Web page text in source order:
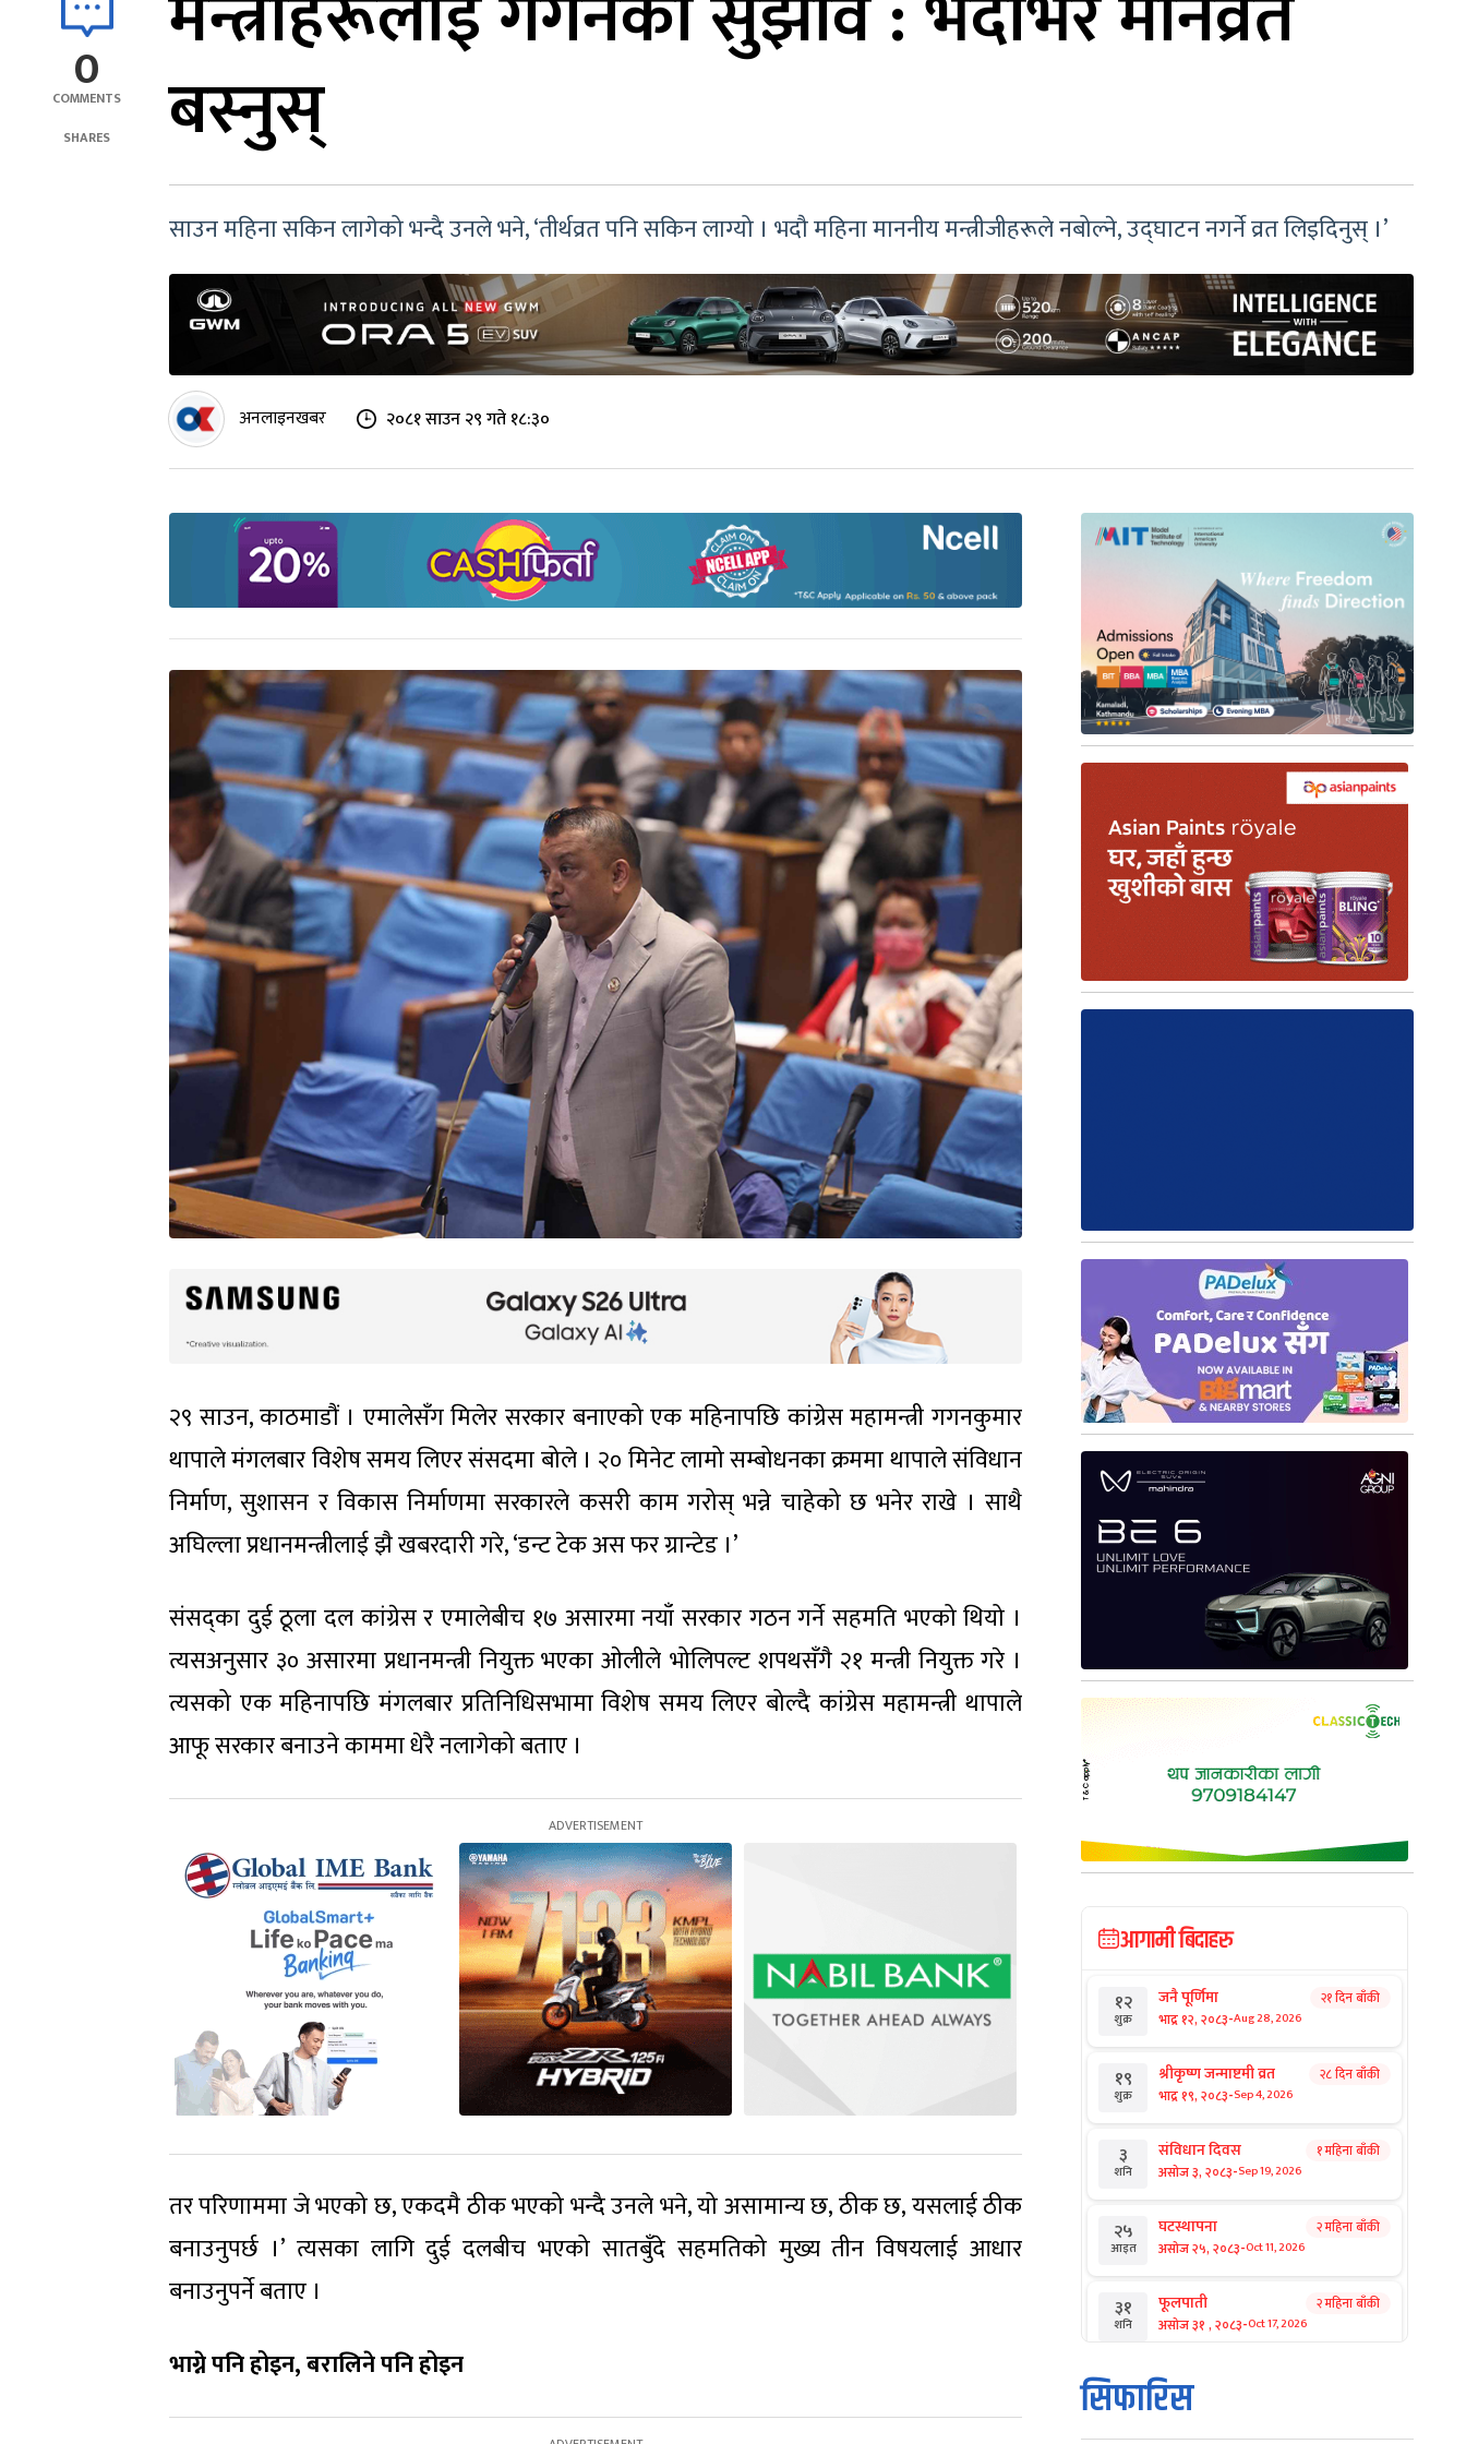
0
COMMENTS
SHARES
बस्नुस्
साउन महिना सकिन लागेको भन्दै उनले भने, ‘तीर्थव्रत पनि सकिन लाग्यो । भदौ महिना माननीय मन्त्रीजीहरूले नबोल्ने, उद्घाटन नगर्ने व्रत लिइदिनुस् ।’
अनलाइनखबर २०८१ साउन २९ गते १८:३०
२९ साउन, काठमाडौं । एमालेसँग मिलेर सरकार बनाएको एक महिनापछि कांग्रेस महामन्त्री गगनकुमार
थापाले मंगलबार विशेष समय लिएर संसदमा बोले । २० मिनेट लामो सम्बोधनका क्रममा थापाले संविधान
निर्माण, सुशासन र विकास निर्माणमा सरकारले कसरी काम गरोस् भन्ने चाहेको छ भनेर राखे । साथै
अघिल्ला प्रधानमन्त्रीलाई झै खबरदारी गरे, ‘डन्ट टेक अस फर ग्रान्टेड ।’
संसद्का दुई ठूला दल कांग्रेस र एमालेबीच १७ असारमा नयाँ सरकार गठन गर्ने सहमति भएको थियो ।
त्यसअनुसार ३० असारमा प्रधानमन्त्री नियुक्त भएका ओलीले भोलिपल्ट शपथसँगै २१ मन्त्री नियुक्त गरे ।
त्यसको एक महिनापछि मंगलबार प्रतिनिधिसभामा विशेष समय लिएर बोल्दै कांग्रेस महामन्त्री थापाले
आफू सरकार बनाउने काममा धेरै नलागेको बताए ।
तर परिणाममा जे भएको छ, एकदमै ठीक भएको भन्दै उनले भने, यो असामान्य छ, ठीक छ, यसलाई ठीक
बनाउनुपर्छ ।’ त्यसका लागि दुई दलबीच भएको सातबुँदे सहमतिको मुख्य तीन विषयलाई आधार
बनाउनुपर्ने बताए ।
भाग्ने पनि होइन, बरालिने पनि होइन
आगामी बिदाहरु
१२
शुक्र
जनै पूर्णिमा
भाद्र १२, २०८३-Aug 28, 2026
२१ दिन बाँकी
१९
शुक्र
श्रीकृष्ण जन्माष्टमी व्रत
भाद्र १९, २०८३-Sep 4, 2026
२८ दिन बाँकी
३
शनि
संविधान दिवस
असोज ३, २०८३-Sep 19, 2026
१ महिना बाँकी
२५
आइत
घटस्थापना
असोज २५, २०८३-Oct 11, 2026
२ महिना बाँकी
३१
शनि
फूलपाती
असोज ३१ , २०८३-Oct 17, 2026
२ महिना बाँकी
१
आइत
कार्तिक सङ्क्रान्ति
कार्तिक १, २०८३
सिफारिस